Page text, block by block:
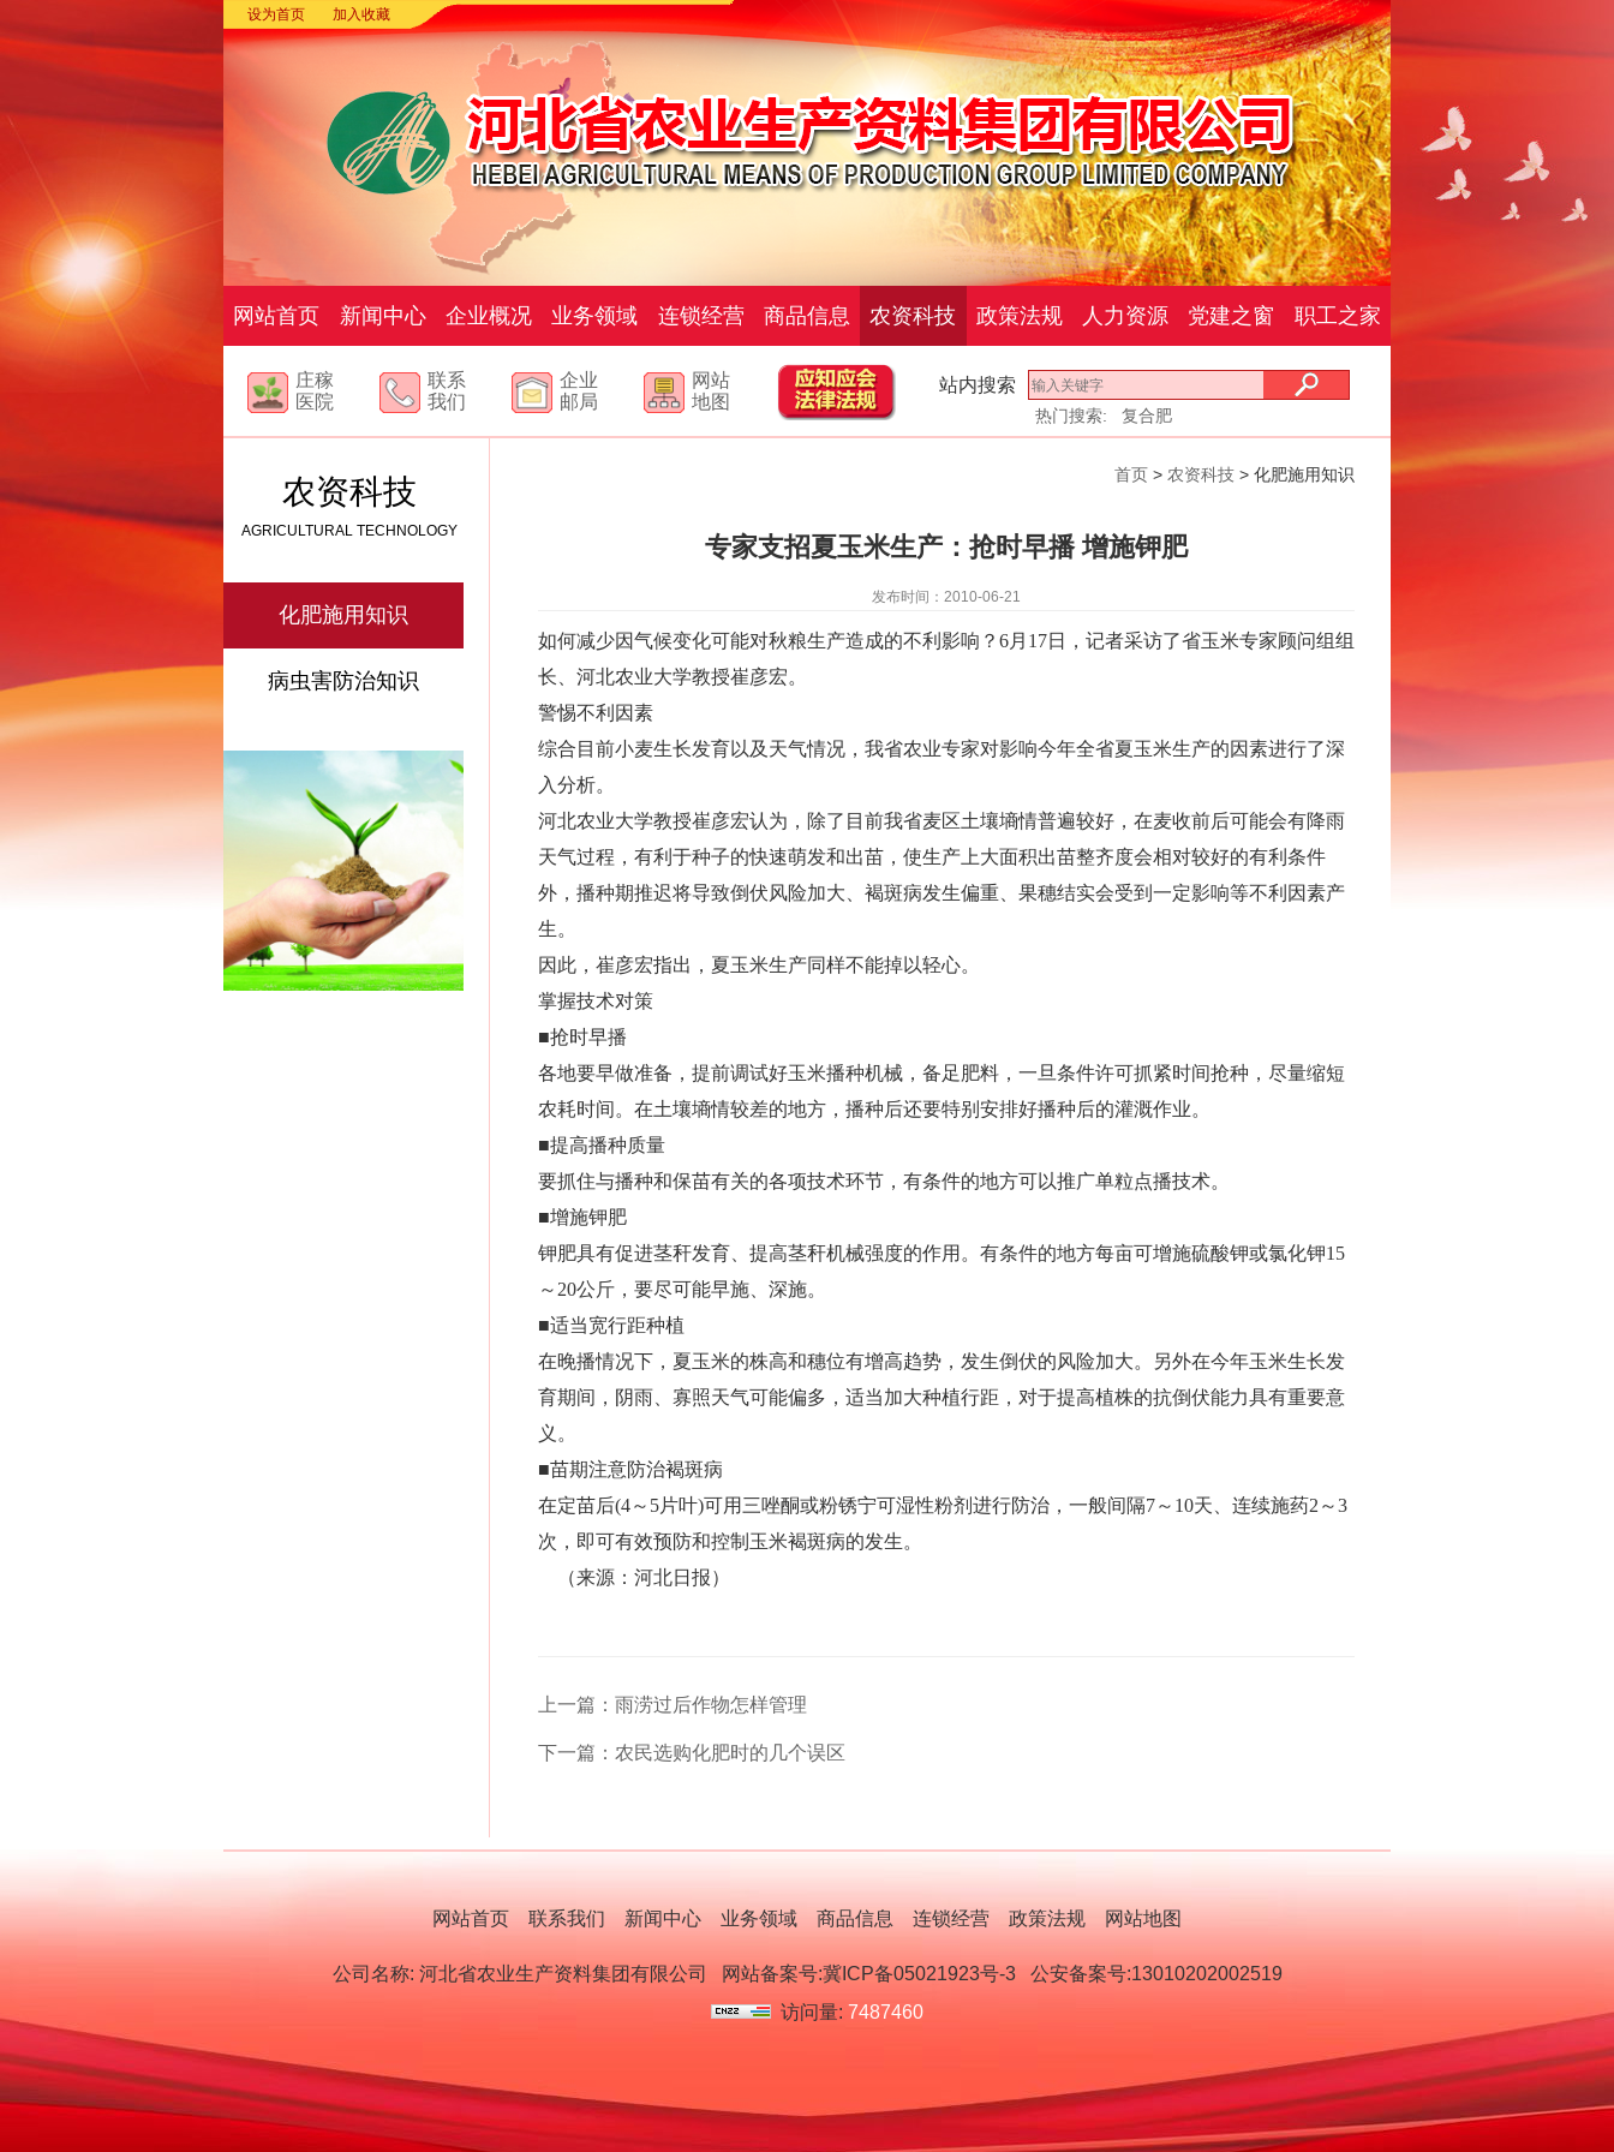
设为首页 加入收藏
网站首页 新闻中心 企业概况 业务领域 连锁经营 商品信息 农资科技 政策法规 人力资源 党建之窗 职工之家
庄稼
医院
联系
我们
企业
邮局
网站
地图
站内搜索
热门搜索: 复合肥
农资科技
AGRICULTURAL TECHNOLOGY
化肥施用知识
病虫害防治知识
首页 > 农资科技 > 化肥施用知识
专家支招夏玉米生产：抢时早播 增施钾肥
发布时间：2010-06-21
如何减少因气候变化可能对秋粮生产造成的不利影响？6月17日，记者采访了省玉米专家顾问组组
长、河北农业大学教授崔彦宏。
警惕不利因素
综合目前小麦生长发育以及天气情况，我省农业专家对影响今年全省夏玉米生产的因素进行了深
入分析。
河北农业大学教授崔彦宏认为，除了目前我省麦区土壤墒情普遍较好，在麦收前后可能会有降雨
天气过程，有利于种子的快速萌发和出苗，使生产上大面积出苗整齐度会相对较好的有利条件
外，播种期推迟将导致倒伏风险加大、褐斑病发生偏重、果穗结实会受到一定影响等不利因素产
生。
因此，崔彦宏指出，夏玉米生产同样不能掉以轻心。
掌握技术对策
■抢时早播
各地要早做准备，提前调试好玉米播种机械，备足肥料，一旦条件许可抓紧时间抢种，尽量缩短
农耗时间。在土壤墒情较差的地方，播种后还要特别安排好播种后的灌溉作业。
■提高播种质量
要抓住与播种和保苗有关的各项技术环节，有条件的地方可以推广单粒点播技术。
■增施钾肥
钾肥具有促进茎秆发育、提高茎秆机械强度的作用。有条件的地方每亩可增施硫酸钾或氯化钾15
～20公斤，要尽可能早施、深施。
■适当宽行距种植
在晚播情况下，夏玉米的株高和穗位有增高趋势，发生倒伏的风险加大。另外在今年玉米生长发
育期间，阴雨、寡照天气可能偏多，适当加大种植行距，对于提高植株的抗倒伏能力具有重要意
义。
■苗期注意防治褐斑病
在定苗后(4～5片叶)可用三唑酮或粉锈宁可湿性粉剂进行防治，一般间隔7～10天、连续施药2～3
次，即可有效预防和控制玉米褐斑病的发生。
（来源：河北日报）
上一篇：雨涝过后作物怎样管理
下一篇：农民选购化肥时的几个误区
网站首页 联系我们 新闻中心 业务领域 商品信息 连锁经营 政策法规 网站地图
公司名称: 河北省农业生产资料集团有限公司 网站备案号:冀ICP备05021923号-3公安备案号:13010202002519
访问量: 7487460